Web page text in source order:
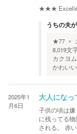
★★★
うちの夫
★77
8,019文
カクヨ
かわいい
2025年1
月6日
大人にな
子供の頃は
に残ってる
される。 赤